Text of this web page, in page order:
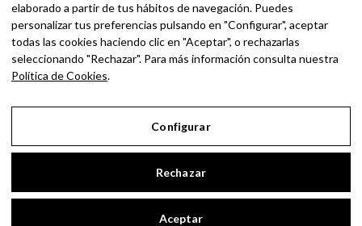
BUSCAR POR:
BUSCAR
Ingresa las palabras de la búsqueda y presiona
Enter.
elaborado a partir de tus hábitos de navegación. Puedes
personalizar tus preferencias pulsando en "Configurar", aceptar
todas las cookies haciendo clic en "Aceptar", o rechazarlas
seleccionando "Rechazar". Para más información consulta nuestra
Política de Cookies.
Configurar
Rechazar
Aceptar
Aviso Legal
Política de Privacidad
Política de Cookies